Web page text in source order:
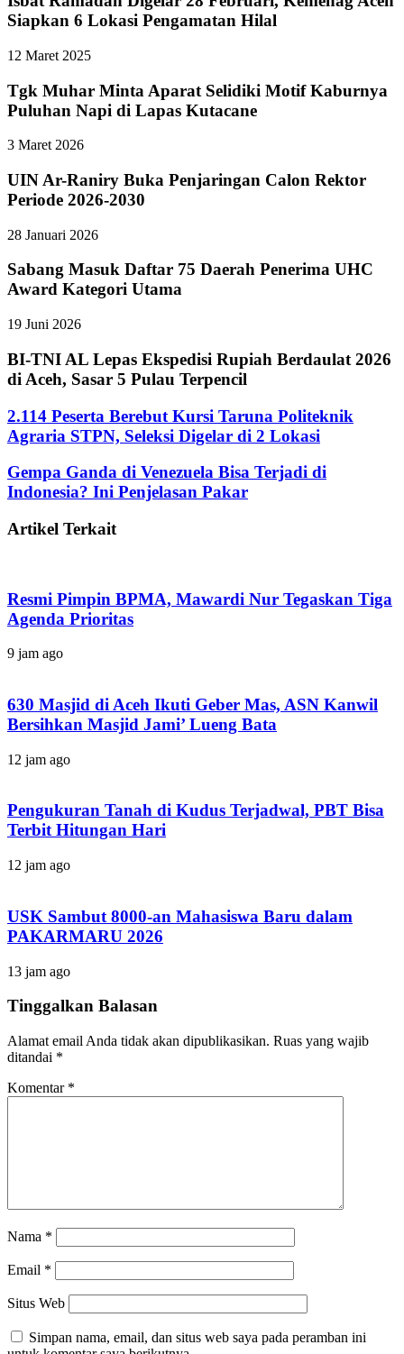
Siapkan 6 Lokasi Pengamatan Hilal
12 Maret 2025
Tgk Muhar Minta Aparat Selidiki Motif Kaburnya
Puluhan Napi di Lapas Kutacane
3 Maret 2026
UIN Ar-Raniry Buka Penjaringan Calon Rektor
Periode 2026-2030
28 Januari 2026
Sabang Masuk Daftar 75 Daerah Penerima UHC
Award Kategori Utama
19 Juni 2026
BI-TNI AL Lepas Ekspedisi Rupiah Berdaulat 2026
di Aceh, Sasar 5 Pulau Terpencil
2.114 Peserta Berebut Kursi Taruna Politeknik
Agraria STPN, Seleksi Digelar di 2 Lokasi
Gempa Ganda di Venezuela Bisa Terjadi di
Indonesia? Ini Penjelasan Pakar
Artikel Terkait
Resmi Pimpin BPMA, Mawardi Nur Tegaskan Tiga
Agenda Prioritas
9 jam ago
630 Masjid di Aceh Ikuti Geber Mas, ASN Kanwil
Bersihkan Masjid Jami’ Lueng Bata
12 jam ago
Pengukuran Tanah di Kudus Terjadwal, PBT Bisa
Terbit Hitungan Hari
12 jam ago
USK Sambut 8000-an Mahasiswa Baru dalam
PAKARMARU 2026
13 jam ago
Tinggalkan Balasan
Alamat email Anda tidak akan dipublikasikan. Ruas yang wajib
ditandai *
Komentar *
Nama *
Email *
Situs Web
Simpan nama, email, dan situs web saya pada peramban ini